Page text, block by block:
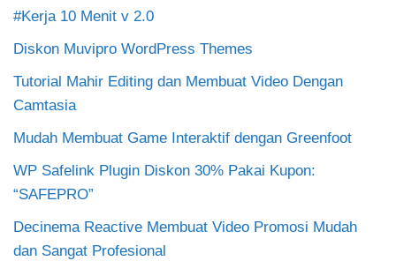
#Kerja 10 Menit v 2.0
Diskon Muvipro WordPress Themes
Tutorial Mahir Editing dan Membuat Video Dengan
Camtasia
Mudah Membuat Game Interaktif dengan Greenfoot
WP Safelink Plugin Diskon 30% Pakai Kupon:
“SAFEPRO”
Decinema Reactive Membuat Video Promosi Mudah
dan Sangat Profesional